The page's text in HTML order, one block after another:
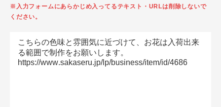
※入力フォームにあらかじめ入ってるテキスト・URLは削除しないで
ください。